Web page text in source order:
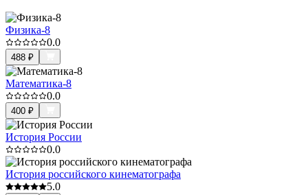
Физика-8
0.0
488 ₽
Математика-8
0.0
400 ₽
История России
0.0
История российского кинематографа
5.0